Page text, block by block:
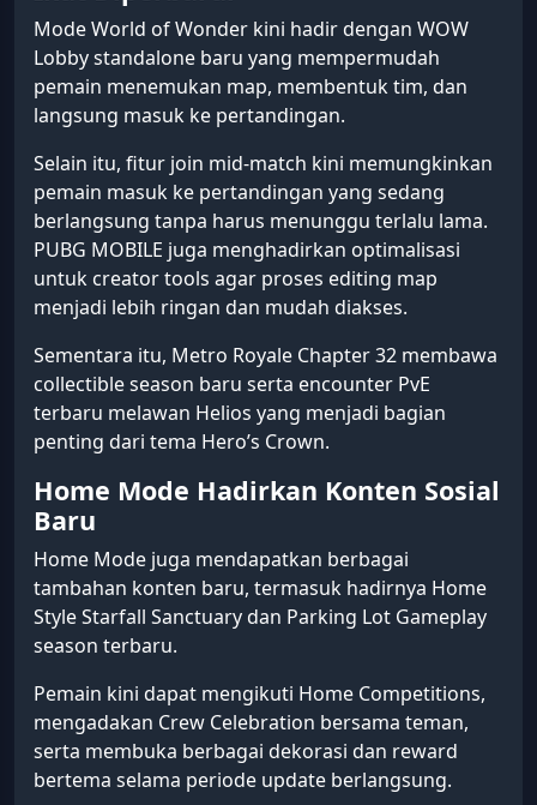
Mode World of Wonder kini hadir dengan WOW
Lobby standalone baru yang mempermudah
pemain menemukan map, membentuk tim, dan
langsung masuk ke pertandingan.
Selain itu, fitur join mid-match kini memungkinkan
pemain masuk ke pertandingan yang sedang
berlangsung tanpa harus menunggu terlalu lama.
PUBG MOBILE juga menghadirkan optimalisasi
untuk creator tools agar proses editing map
menjadi lebih ringan dan mudah diakses.
Sementara itu, Metro Royale Chapter 32 membawa
collectible season baru serta encounter PvE
terbaru melawan Helios yang menjadi bagian
penting dari tema Hero’s Crown.
Home Mode Hadirkan Konten Sosial
Baru
Home Mode juga mendapatkan berbagai
tambahan konten baru, termasuk hadirnya Home
Style Starfall Sanctuary dan Parking Lot Gameplay
season terbaru.
Pemain kini dapat mengikuti Home Competitions,
mengadakan Crew Celebration bersama teman,
serta membuka berbagai dekorasi dan reward
bertema selama periode update berlangsung.